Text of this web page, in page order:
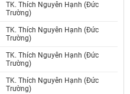
TK. Thích Nguyên Hạnh (Đức
Trường)
TK. Thích Nguyên Hạnh (Đức
Trường)
TK. Thích Nguyên Hạnh (Đức
Trường)
TK. Thích Nguyên Hạnh (Đức
Trường)